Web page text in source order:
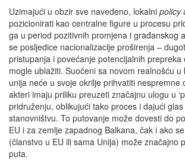
Uzimajući u obzir sve navedeno, lokalni policy
pozicionirati kao centralne figure u procesu
ga u period pozitivnih promjena i građanskog
se posljedice nacionalizacije proširenja –
pristupanja i povećanje potencijalnih
mogle ublažiti. Suočeni sa novom realnošću u
unija neće u svoje okrilje prihvatiti nespremne
akteri imaju priliku preuzeti značajnu ulogu u
pridruženju, oblikujući tako proces i dajući
stanovništvu. To putovanje može dovesti do
EU i za zemlje zapadnog Balkana, čak i ako
(članstvo u EU ili sama Unija) može značajno
puta.